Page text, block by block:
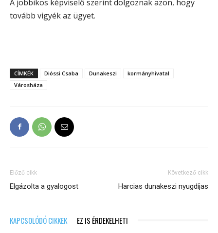
A jobbikos képviselő szerint dolgoznak azon, hogy
tovább vigyék az ügyet.
CÍMKÉK Dióssi Csaba Dunakeszi
kormányhivatal
Városháza
Előző cikk
Elgázolta a gyalogost
Következő cikk
Harcias dunakeszi nyugdíjas
KAPCSOLÓDÓ CIKKEK EZ IS ÉRDEKELHETI